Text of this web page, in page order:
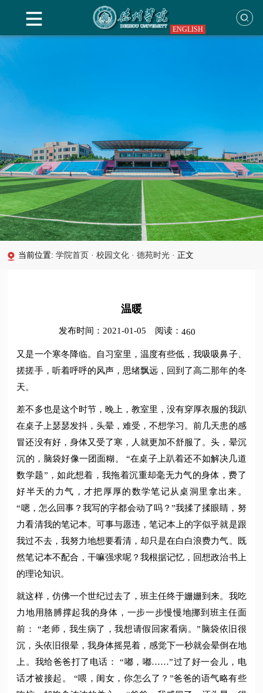
ENGLISH
当前位置:学院首页 · 校园文化 · 德苑时光 · 正文
温暖
发布时间：2021-01-05 阅读： 460
又是一个寒冬降临。自习室里，温度有些低，我吸吸鼻子、
搓搓手，听着呼呼的风声，思绪飘远，回到了高二那年的冬
天。
差不多也是这个时节，晚上，教室里，没有穿厚衣服的我趴
在桌子上瑟瑟发抖，头晕，难受，不想学习。前几天患的感
冒还没有好，身体又受了寒，人就更加不舒服了。头，晕沉
沉的，脑袋好像一团面糊。 “在桌子上趴着还不如解决几道
数学题”，如此想着，我拖着沉重却毫无力气的身体，费了
好半天的力气，才把厚厚的数学笔记从桌洞里拿出来。
“嗯，怎么回事？我写的字都会动了吗？”我揉了揉眼睛，努
力看清我的笔记本。可事与愿违，笔记本上的字似乎就是跟
我过不去，我努力地想要看清，却只是在白白浪费力气。既
然笔记本不配合，干嘛强求呢？我根据记忆，回想政治书上
的理论知识。
就这样，仿佛一个世纪过去了，班主任终于姗姗到来。我吃
力地用胳膊撑起我的身体，一步一步慢慢地挪到班主任面
前： “老师，我生病了，我想请假回家看病。”脑袋依旧很
沉，头依旧很晕，我身体摇晃着，感觉下一秒就会晕倒在地
上。我给爸爸打了电话： “嘟，嘟……”过了好一会儿，电
话才被接起。 “喂，闺女，你怎么了？”爸爸的语气略有些